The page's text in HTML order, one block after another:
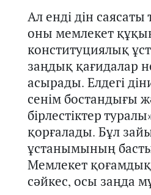
Ал енді дін саясаты
оны мемлекет
конституциялық
заңдық қағидалар
асырады. Елдегі
сенім бостандығы
бірлестіктер
қорғалады. Бұл
ұстанымының
Мемлекет қоғамдық
сәйкес, осы заңда